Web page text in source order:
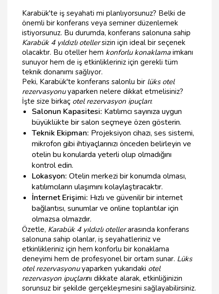
Karabük'te iş seyahati mi planlıyorsunuz? Belki de
önemli bir konferans veya seminer düzenlemek
istiyorsunuz. Bu durumda, konferans salonuna sahip
Karabük 4 yıldızlı otellersizin için ideal bir seçenek
olacaktır. Bu oteller hem konforlu konaklamaimkanı
sunuyor hem de iş etkinlikleriniz için gerekli tüm
teknik donanımı sağlıyor.
Peki, Karabük'te konferans salonlu bir lüks otel
rezervasyonuyaparken nelere dikkat etmelisiniz?
İşte size birkaç otel rezervasyon ipuçları:
Salonun Kapasitesi: Katılımcı sayınıza uygun
büyüklükte bir salon seçmeye özen gösterin.
Teknik Ekipman: Projeksiyon cihazı, ses sistemi,
mikrofon gibi ihtiyaçlarınızı önceden belirleyin ve
otelin bu konularda yeterli olup olmadığını
kontrol edin.
Lokasyon: Otelin merkezi bir konumda olması,
katılımcıların ulaşımını kolaylaştıracaktır.
İnternet Erişimi: Hızlı ve güvenilir bir internet
bağlantısı, sunumlar ve online toplantılar için
olmazsa olmazdır.
Özetle, Karabük 4 yıldızlı otellerarasında konferans
salonuna sahip olanlar, iş seyahatleriniz ve
etkinlikleriniz için hem konforlu bir konaklama
deneyimi hem de profesyonel bir ortam sunar. Lüks
otel rezervasyonuyaparken yukarıdaki otel
rezervasyon ipuçlarını dikkate alarak, etkinliğinizin
sorunsuz bir şekilde gerçekleşmesini sağlayabilirsiniz.